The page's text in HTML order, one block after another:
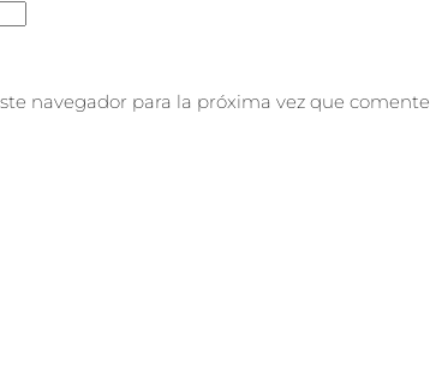
navegador para la próxima vez que comente.